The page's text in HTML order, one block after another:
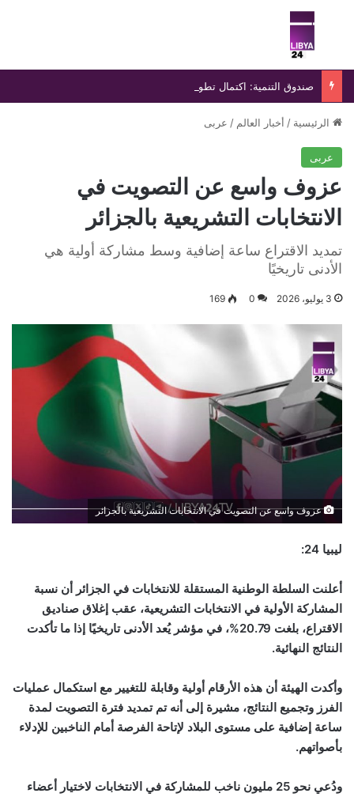
بحث عن
الرئيسية / أخبار العالم / عربى
عربى
عزوف واسع عن التصويت في
الانتخابات التشريعية بالجزائر
تمديد الاقتراع ساعة إضافية وسط مشاركة أولية هي
الأدنى تاريخيًا
3 يوليو، 2026 0
169
عزوف واسع عن التصويت في الانتخابات التشريعية بالجزائر
ليبيا 24:
أعلنت السلطة الوطنية المستقلة للانتخابات في الجزائر أن نسبة
المشاركة الأولية في الانتخابات التشريعية، عقب إغلاق صناديق
الاقتراع، بلغت 20.79%
، في مؤشر يُعد الأدنى تاريخيًا إذا ما تأكدت
النتائج النهائية.
وأكدت الهيئة أن هذه الأرقام أولية وقابلة للتغيير مع استكمال عمليات
الفرز وتجميع النتائج، مشيرة إلى أنه تم تمديد فترة التصويت لمدة
ساعة إضافية على مستوى البلاد لإتاحة الفرصة أمام الناخبين للإدلاء
بأصواتهم.
ودُعي نحو 25 مليون ناخب للمشاركة في الانتخابات لاختيار أعضاء